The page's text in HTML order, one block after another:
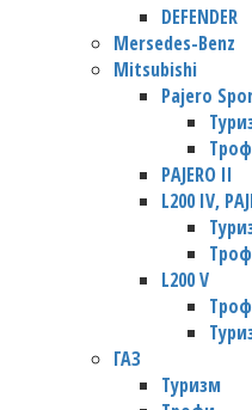
DEFENDER
Mersedes-Benz
Mitsubishi
Pajero
PAJERO II
L200 IV,
L200 V
ГАЗ
Туризм